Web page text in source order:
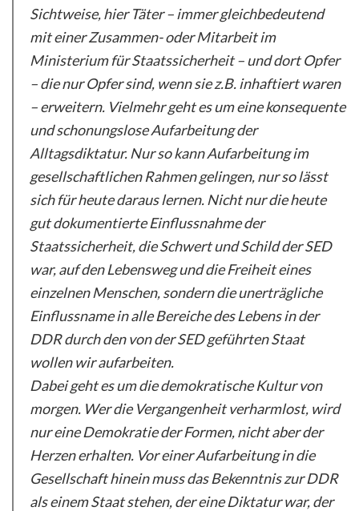
Sichtweise, hier Täter – immer gleichbedeutend
mit einer Zusammen- oder Mitarbeit im
Ministerium für Staatssicherheit – und dort Opfer
– die nur Opfer sind, wenn sie z.B. inhaftiert waren
– erweitern. Vielmehr geht es um eine konsequente
und schonungslose Aufarbeitung der
Alltagsdiktatur. Nur so kann Aufarbeitung im
gesellschaftlichen Rahmen gelingen, nur so lässt
sich für heute daraus lernen. Nicht nur die heute
gut dokumentierte Einflussnahme der
Staatssicherheit, die Schwert und Schild der SED
war, auf den Lebensweg und die Freiheit eines
einzelnen Menschen, sondern die unerträgliche
Einflussname in alle Bereiche des Lebens in der
DDR durch den von der SED geführten Staat
wollen wir aufarbeiten.
Dabei geht es um die demokratische Kultur von
morgen. Wer die Vergangenheit verharmlost, wird
nur eine Demokratie der Formen, nicht aber der
Herzen erhalten. Vor einer Aufarbeitung in die
Gesellschaft hinein muss das Bekenntnis zur DDR
als einem Staat stehen, der eine Diktatur war, der